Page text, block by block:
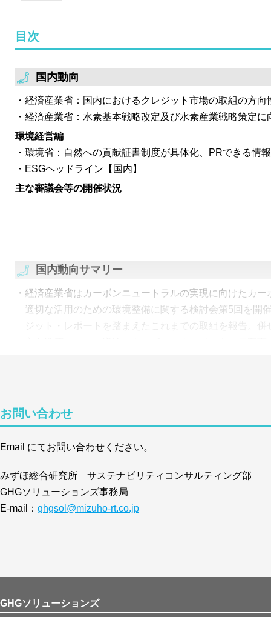
目次
国内動向
経済産業省：国内におけるクレジット市場の取組の方向
経済産業省：水素基本戦略改定及び水素産業戦略策定に
環境経営編
環境省：自然への貢献証書制度が具体化、PRできる情
ESGヘッドライン【国内】
主な審議会等の開催状況
国内動向サマリー
経済産業省はカーボンニュートラルの実現に向けたカー
適切な活用のための環境整備に関する検討会第5回を開
ジット・レポートを踏まえたこれまでの取組を報告。
せて水素産業戦略の策定に向けた検討も開始。水素産業
勝ち筋を見出し、海外市場への展開を見据えて策定され
略を盛り込んだ水素基本戦略は、5月末を目途に取りま
環境省は30by30に係る経済的インセンティブ等検討会
生サイト認定を支援する企業等に対する貢献証書制度
お問い合わせ
Email にてお問い合わせください。
みずほ総合研究所 サステナビリティコンサルティング部
GHGソリューションズ事務局
E-mail： ghgsol@mizuho-rt.co.jp
GHGソリューションズ